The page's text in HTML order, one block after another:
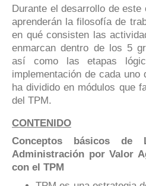
Durante el desarrollo de
aprenderán la filosofía de
en qué consisten las
enmarcan dentro de los 5
así como las etapas
implementación de cada
ha dividido en módulos que
del TPM.
CONTENIDO
Conceptos básicos de
Administración por Valor
con el TPM